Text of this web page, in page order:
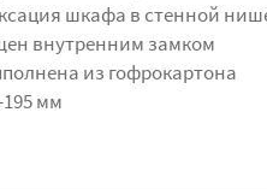
шкафа в стенной
внутренним замком
из гофрокартона
195 мм